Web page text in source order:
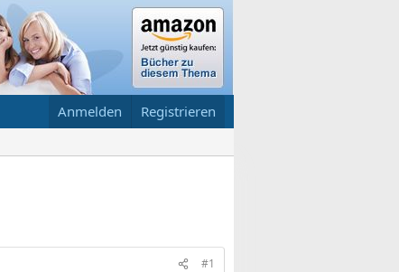
Anmelden Registrieren
#1